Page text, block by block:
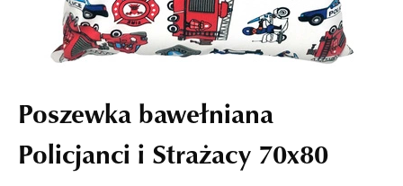
Poszewka bawełniana
Policjanci i Strażacy 70x80